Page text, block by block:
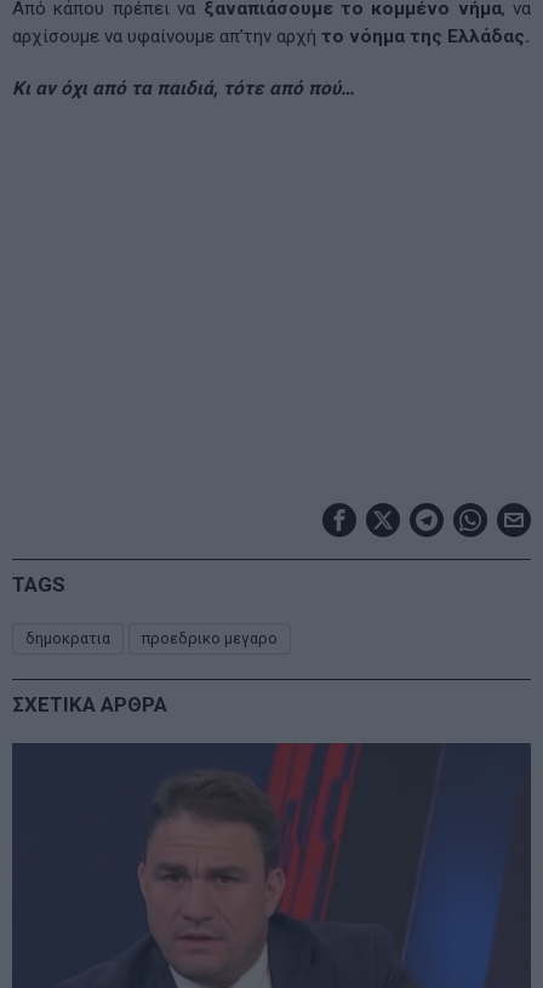
Από κάπου πρέπει να ξαναπιάσουμε το κομμένο νήμα, να
αρχίσουμε να υφαίνουμε απ’την αρχή το νόημα της Ελλάδας.
Κι αν όχι από τα παιδιά, τότε από πού…
TAGS
δημοκρατια προεδρικο μεγαρο
ΣΧΕΤΙΚΑ ΑΡΘΡΑ